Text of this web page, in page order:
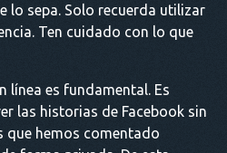
lo sepa. Solo recuerda utilizar
Ten cuidado con lo que
línea es fundamental. Es
las historias de Facebook sin
que hemos comentado